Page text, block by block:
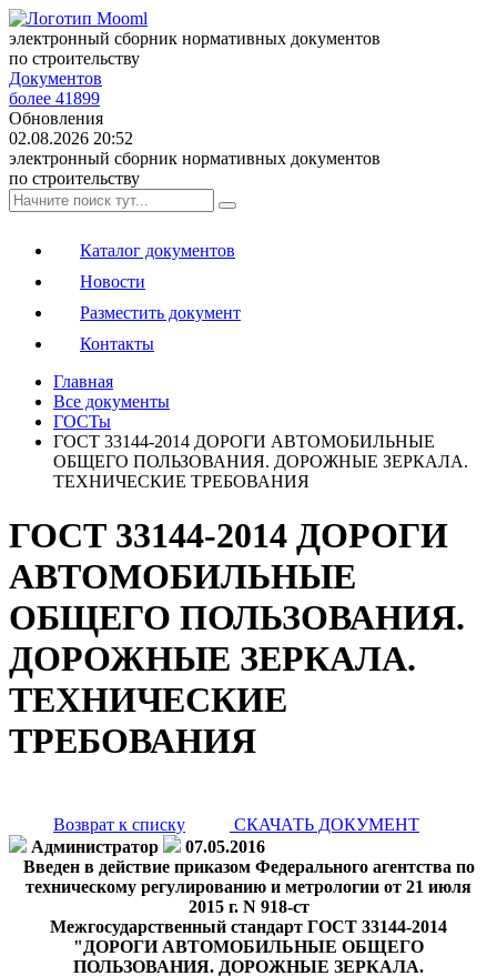
электронный сборник нормативных документов
по строительству
Документов
более 41899
Обновления
02.08.2026 20:52
электронный сборник нормативных документов
по строительству
Каталог документов
Новости
Разместить документ
Контакты
Главная
Все документы
ГОСТы
ГОСТ 33144-2014 ДОРОГИ АВТОМОБИЛЬНЫЕ
ОБЩЕГО ПОЛЬЗОВАНИЯ. ДОРОЖНЫЕ ЗЕРКАЛА.
ТЕХНИЧЕСКИЕ ТРЕБОВАНИЯ
ГОСТ 33144-2014 ДОРОГИ
АВТОМОБИЛЬНЫЕ
ОБЩЕГО ПОЛЬЗОВАНИЯ.
ДОРОЖНЫЕ ЗЕРКАЛА.
ТЕХНИЧЕСКИЕ
ТРЕБОВАНИЯ
Возврат к списку
СКАЧАТЬ ДОКУМЕНТ
Администратор
07.05.2016
Введен в действие приказом Федерального агентства по
техническому регулированию и метрологии от 21 июля
2015 г. N 918-ст
Межгосударственный стандарт ГОСТ 33144-2014
"ДОРОГИ АВТОМОБИЛЬНЫЕ ОБЩЕГО
ПОЛЬЗОВАНИЯ. ДОРОЖНЫЕ ЗЕРКАЛА.